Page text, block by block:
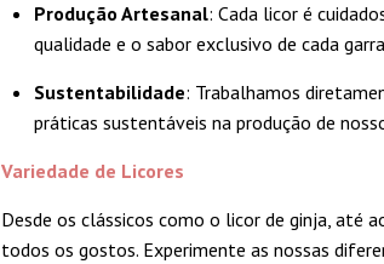
Produção Artesanal: Cada licor é
qualidade e o sabor exclusivo de cada
Sustentabilidade: Trabalhamos
práticas sustentáveis na produção de
Variedade de Licores
Desde os clássicos como o licor de ginja, até
todos os gostos. Experimente as nossas